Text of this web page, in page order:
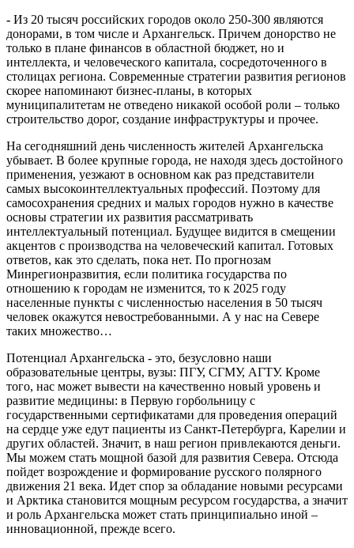
- Из 20 тысяч российских городов около 250-300 являются
донорами, в том числе и Архангельск. Причем донорство не
только в плане финансов в областной бюджет, но и
интеллекта, и человеческого капитала, сосредоточенного в
столицах региона. Современные стратегии развития регионов
скорее напоминают бизнес-планы, в которых
муниципалитетам не отведено никакой особой роли – только
строительство дорог, создание инфраструктуры и прочее.
На сегодняшний день численность жителей Архангельска
убывает. В более крупные города, не находя здесь достойного
применения, уезжают в основном как раз представители
самых высокоинтеллектуальных профессий. Поэтому для
самосохранения средних и малых городов нужно в качестве
основы стратегии их развития рассматривать
интеллектуальный потенциал. Будущее видится в смещении
акцентов с производства на человеческий капитал. Готовых
ответов, как это сделать, пока нет. По прогнозам
Минрегионразвития, если политика государства по
отношению к городам не изменится, то к 2025 году
населенные пункты с численностью населения в 50 тысяч
человек окажутся невостребованными. А у нас на Севере
таких множество…
Потенциал Архангельска - это, безусловно наши
образовательные центры, вузы: ПГУ, СГМУ, АГТУ. Кроме
того, нас может вывести на качественно новый уровень и
развитие медицины: в Первую горбольницу с
государственными сертификатами для проведения операций
на сердце уже едут пациенты из Санкт-Петербурга, Карелии и
других областей. Значит, в наш регион привлекаются деньги.
Мы можем стать мощной базой для развития Севера. Отсюда
пойдет возрождение и формирование русского полярного
движения 21 века. Идет спор за обладание новыми ресурсами
и Арктика становится мощным ресурсом государства, а значит
и роль Архангельска может стать принципиально иной –
инновационной, прежде всего.